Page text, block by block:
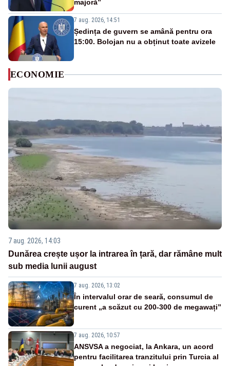
majoră”
7 aug. 2026, 14:51
Ședința de guvern se amână pentru ora
15:00. Bolojan nu a obținut toate avizele
ECONOMIE
7 aug. 2026, 14:03
Dunărea crește ușor la intrarea în țară, dar rămâne mult
sub media lunii august
7 aug. 2026, 13:02
În intervalul orar de seară, consumul de
curent „a scăzut cu 200-300 de megawați”
7 aug. 2026, 10:57
ANSVSA a negociat, la Ankara, un acord
pentru facilitarea tranzitului prin Turcia al